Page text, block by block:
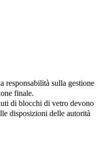
responsabilità sulla gestione
finale.
di blocchi di vetro devono
disposizioni delle autorità